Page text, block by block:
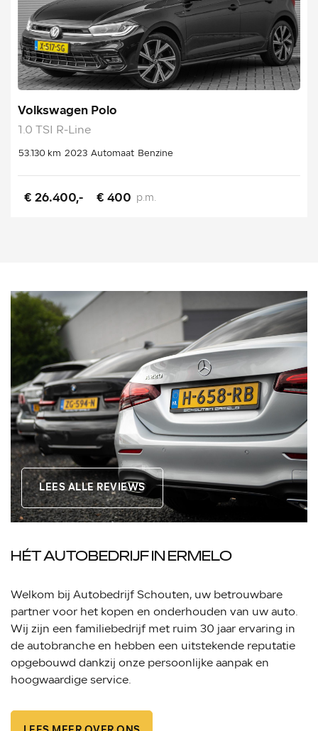
Volkswagen Polo
1.0 TSI R-Line
53.130 km 2023 Automaat Benzine
€ 26.400,- € 400 p.m.
LEES ALLE REVIEWS
HÉT AUTOBEDRIJF IN ERMELO
Welkom bij Autobedrijf Schouten, uw betrouwbare
partner voor het kopen en onderhouden van uw auto.
Wij zijn een familiebedrijf met ruim 30 jaar ervaring in
de autobranche en hebben een uitstekende reputatie
opgebouwd dankzij onze persoonlijke aanpak en
hoogwaardige service.